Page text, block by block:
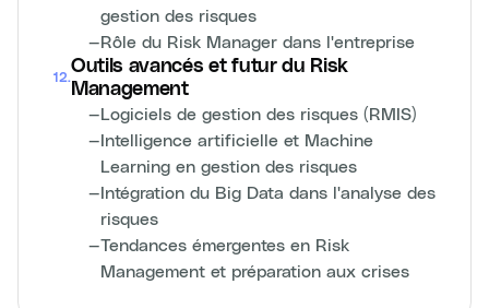
gestion des risques
—Rôle du Risk Manager dans l'entreprise
12.
Outils avancés et futur du Risk
Management
—Logiciels de gestion des risques (RMIS)
—Intelligence artificielle et Machine
Learning en gestion des risques
—Intégration du Big Data dans l'analyse des
risques
—Tendances émergentes en Risk
Management et préparation aux crises